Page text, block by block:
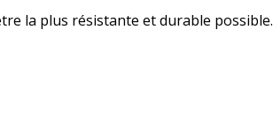
la plus résistante et durable possible.